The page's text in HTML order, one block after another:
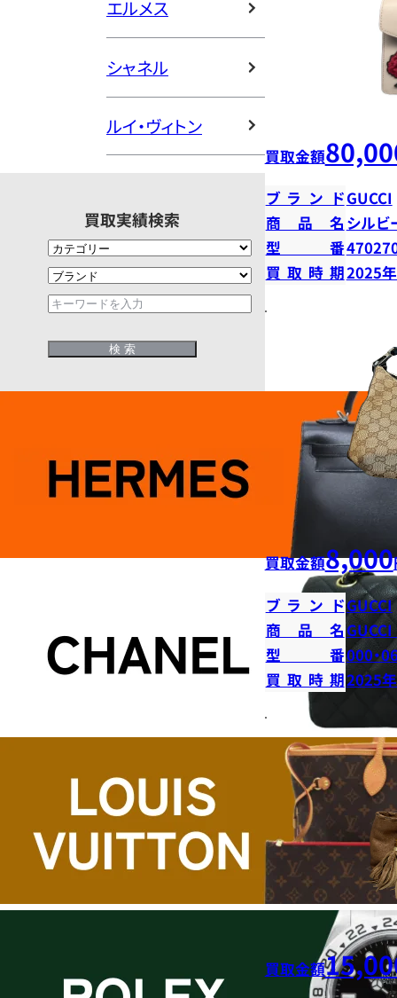
エルメス
シャネル
ルイ・ヴィトン
買取実績検索
買取金額
ブランドGUCCI
商品名 シルビ
型番
買取時期2025
買取金額8,000
ブランドGUCCI
商品名GUCCI
型番000・
買取時期2025
買取金額